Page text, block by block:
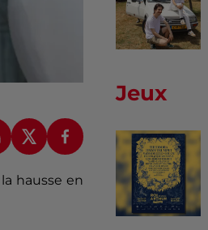
hausse en
Jeux